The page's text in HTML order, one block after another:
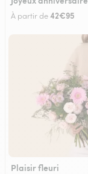
À partir de42€95
Plaisir fleuri